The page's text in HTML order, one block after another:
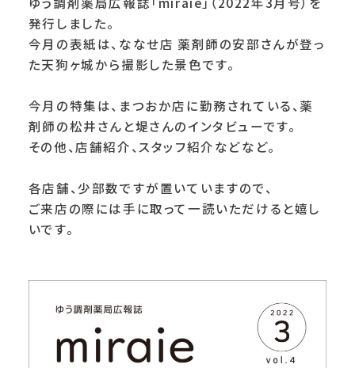
発行しました。
今月の表紙は、ななせ店 薬剤師の安部さんが登っ
た天狗ヶ城から撮影した景色です。
今月の特集は、まつおか店に勤務されている、薬
剤師の松井さんと堤さんのインタビューです。
その他、 店舗紹介、スタッフ紹介などなど。
各店舗、少部数ですが置いていますので、
ご来店の際には手に取って一読いただけると嬉し
いです。